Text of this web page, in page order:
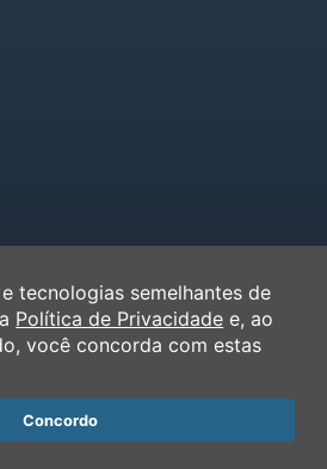
tecnologias semelhantes de
Política de Privacidade e, ao
você concorda com estas
Concordo